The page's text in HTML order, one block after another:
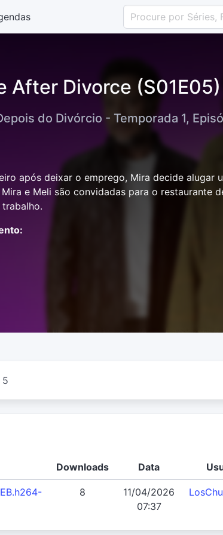
After Divorce
do Divórcio - Temporada 1,
após deixar o emprego, Mira decide alugar
e Meli são convidadas para o restaurante
5
Downloads Data
8
11/04/2026
07:37